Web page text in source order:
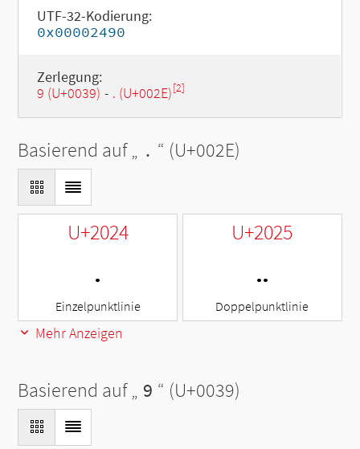
UTF-32-Kodierung:
0x00002490
Zerlegung:
9 (U+0039) - . (U+002E)[2]
Basierend auf „ . “ (U+002E)
U+2024
․
Einzelpunktlinie
U+2025
‥
Doppelpunktlinie
Mehr Anzeigen
Basierend auf „ 9 “ (U+0039)